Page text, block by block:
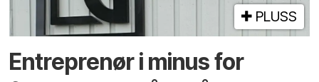
PLUSS
Entreprenør i minus for